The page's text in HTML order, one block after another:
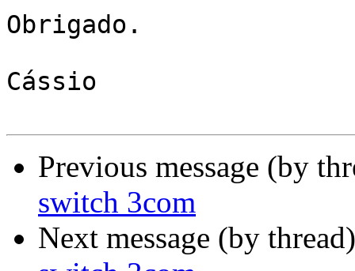
Obrigado.
Cássio
Previous message (by
switch 3com
Next message (by